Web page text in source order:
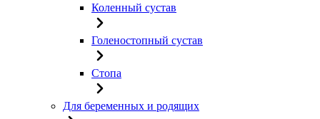
Коленный сустав
Голеностопный сустав
Стопа
Для беременных и родящих